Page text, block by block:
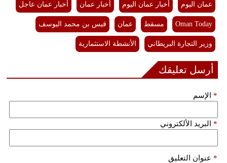
عمان اليوم أخبار عمان اليوم أخبار عمان أخبار عمان عاجل
Oman Today مسقط عمان قيس بن محمد اليوسف
وزير التجارة البريطاني الأنشطة الاستثمارية
أرسل تعليقك
الإسم *
البريد الألكتروني *
عنوان التعليق *